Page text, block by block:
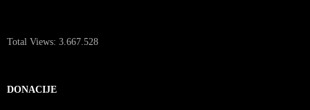
Total Views: 3.667.528
DONACIJE